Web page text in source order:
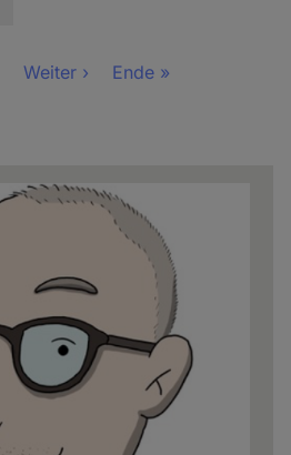
Nächste
Weiter ›
Letzte
Ende »